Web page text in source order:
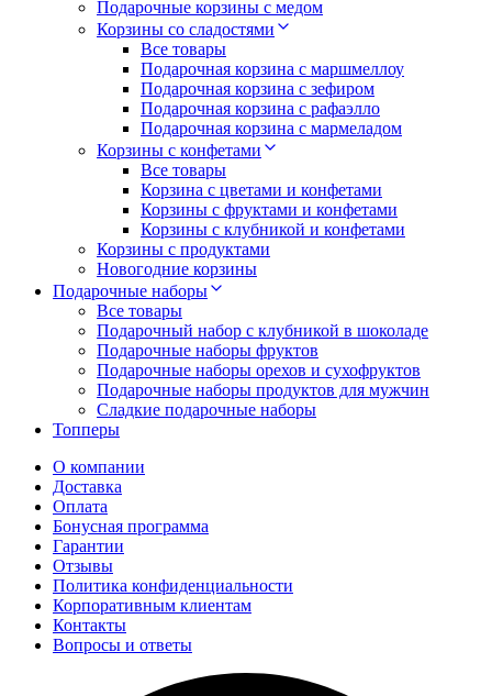
Подарочные корзины с медом
Корзины со сладостями
Все товары
Подарочная корзина с маршмеллоу
Подарочная корзина с зефиром
Подарочная корзина с рафаэлло
Подарочная корзина с мармеладом
Корзины с конфетами
Все товары
Корзина с цветами и конфетами
Корзины с фруктами и конфетами
Корзины с клубникой и конфетами
Корзины с продуктами
Новогодние корзины
Подарочные наборы
Все товары
Подарочный набор с клубникой в шоколаде
Подарочные наборы фруктов
Подарочные наборы орехов и сухофруктов
Подарочные наборы продуктов для мужчин
Сладкие подарочные наборы
Топперы
О компании
Доставка
Оплата
Бонусная программа
Гарантии
Отзывы
Политика конфиденциальности
Корпоративным клиентам
Контакты
Вопросы и ответы